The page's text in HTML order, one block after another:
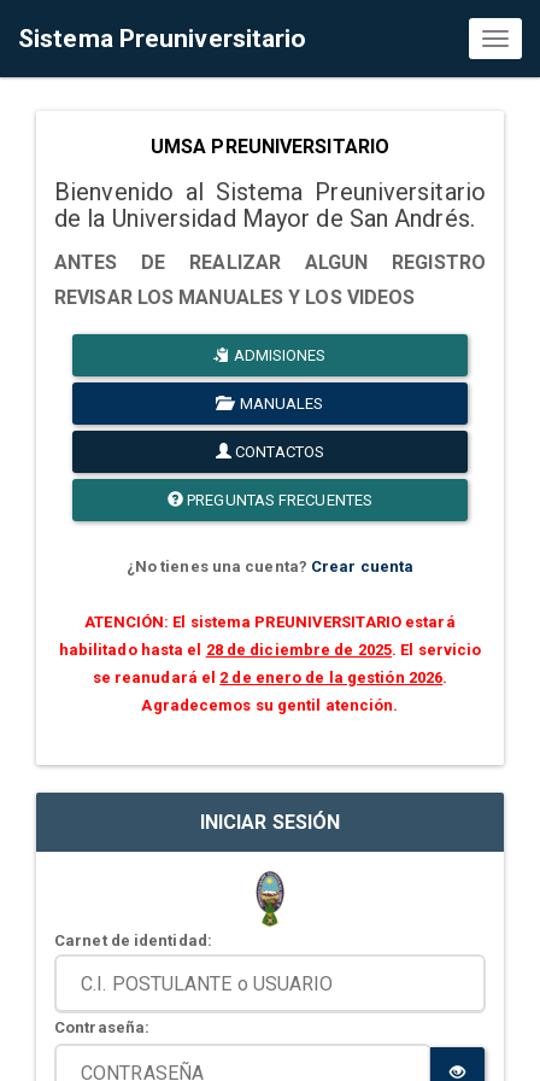
Sistema Preuniversitario
UMSA PREUNIVERSITARIO
Bienvenido al Sistema Preuniversitario
de la Universidad Mayor de San Andrés.
ANTES DE REALIZAR ALGUN REGISTRO
REVISAR LOS MANUALES Y LOS VIDEOS
ADMISIONES
MANUALES
CONTACTOS
PREGUNTAS FRECUENTES
¿No tienes una cuenta? Crear cuenta
ATENCIÓN: El sistema PREUNIVERSITARIO estará
habilitado hasta el 28 de diciembre de 2025. El servicio
se reanudará el 2 de enero de la gestión 2026.
Agradecemos su gentil atención.
INICIAR SESIÓN
Carnet de identidad:
Contraseña: